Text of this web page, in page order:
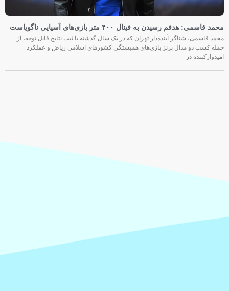
محمد قاسمی: هدفم رسیدن به فینال ۴۰۰ متر بازی‌های آسیایی ناگویاست
محمد قاسمی، شناگر آینده‌دار تهران که در یک سال گذشته با ثبت نتایج قابل توجه، از
جمله کسب دو مدال برنز بازی‌های همبستگی کشورهای اسلامی ریاض و عملکرد
امیدوارکننده در